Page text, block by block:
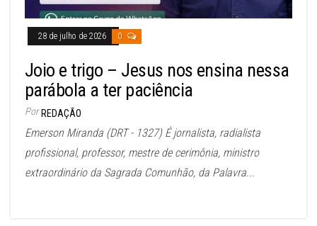
28 de julho de 2026 0
Joio e trigo – Jesus nos ensina nessa
parábola a ter paciência
Por REDAÇÃO
Emerson Miranda (DRT - 1327) É jornalista, radialista
profissional, professor, mestre de cerimônia, ministro
extraordinário da Sagrada Comunhão, da Palavra...